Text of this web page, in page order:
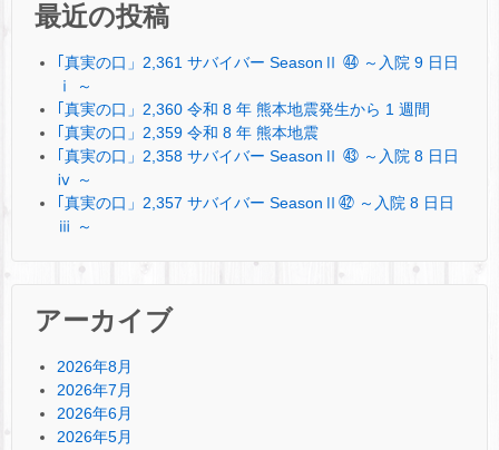
最近の投稿
｢真実の口」2,361 サバイバー SeasonⅡ ㊹ ～入院 9 日日
ⅰ ～
｢真実の口」2,360 令和 8 年 熊本地震発生から 1 週間
｢真実の口」2,359 令和 8 年 熊本地震
｢真実の口」2,358 サバイバー SeasonⅡ ㊸ ～入院 8 日日
ⅳ ～
｢真実の口」2,357 サバイバー SeasonⅡ㊷ ～入院 8 日日
ⅲ ～
アーカイブ
2026年8月
2026年7月
2026年6月
2026年5月